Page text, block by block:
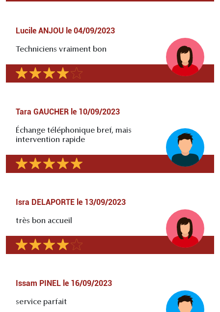
Lucile ANJOU le 04/09/2023
Techniciens vraiment bon
Tara GAUCHER le 10/09/2023
Échange téléphonique bref, mais
intervention rapide
Isra DELAPORTE le 13/09/2023
très bon accueil
Issam PINEL le 16/09/2023
service parfait